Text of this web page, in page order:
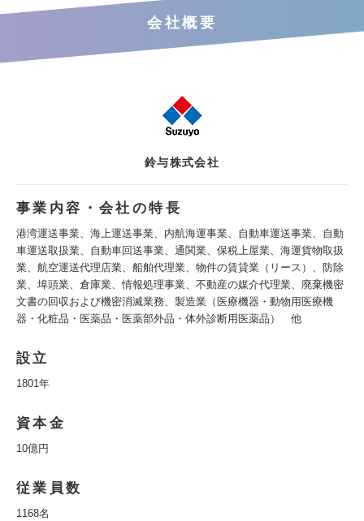
会社概要
鈴与株式会社
事業内容・会社の特長
港湾運送事業、海上運送事業、内航海運事業、自動車運送事業、自動
車運送取扱業、自動車回送事業、通関業、保税上屋業、海運貨物取扱
業、航空運送代理店業、船舶代理業、物件の賃貸業（リース）、防除
業、埠頭業、倉庫業、情報処理事業、不動産の媒介代理業、廃棄機密
文書の回収および機密消滅業務、製造業（医療機器・動物用医療機
器・化粧品・医薬品・医薬部外品・体外診断用医薬品） 他
設立
1801年
資本金
10億円
従業員数
1168名